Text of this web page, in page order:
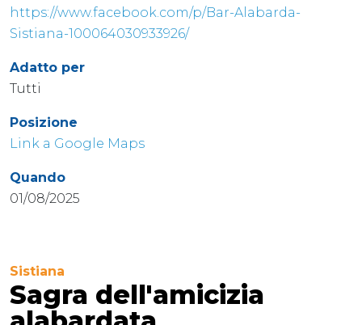
https://www.facebook.com/p/Bar-Alabarda-
Sistiana-100064030933926/
Adatto per
Tutti
Posizione
Link a Google Maps
Quando
01/08/2025
Sistiana
Sagra dell'amicizia